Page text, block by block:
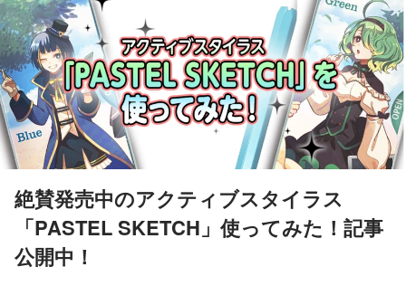
絶賛発売中のアクティブスタイラス
「PASTEL SKETCH」使ってみた！記事
公開中！